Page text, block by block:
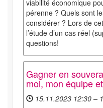
viabilité économique
pérenne ? Quels sont
considérer ? Lors de
l’étude d’un cas réel
questions!
Gagner en
moi, mon équipe
15.11.2023 12:30 –